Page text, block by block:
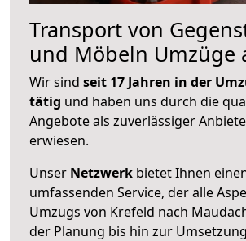
Transport von
und Möbeln Umzüge
Wir sind seit 17 Jahren in der
tätig und haben uns durch die
Angebote als zuverlässiger
erwiesen.
Unser Netzwerk bietet Ihnen
umfassenden Service, der alle
Umzugs von Krefeld nach
der Planung bis hin zur